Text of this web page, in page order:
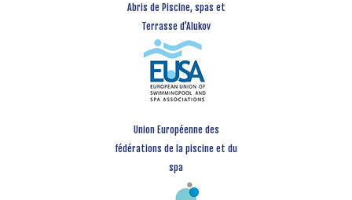
Abris de Piscine, spas et
Terrasse d’Alukov
Union Européenne des
fédérations de la piscine et du
spa